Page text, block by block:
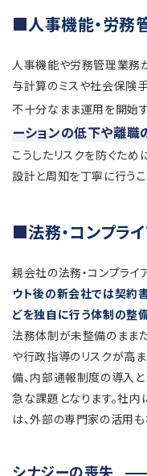
人事機能・労務
人事機能や労務管理業務
与計算のミスや社会保険
不十分なまま運用を開始
ーションの低下や離
こうしたリスクを防ぐた
設計と周知を丁寧に行うこ
法務・コンプラ
親会社の法務・コンプライ
ウト後の新会社では契約
どを独自に行う体制の整
法務体制が未整備のまま
や行政指導のリスクが高
備、内部通報制度の導入
急な課題となります。社
は、外部の専門家の活用も
シナジーの喪失